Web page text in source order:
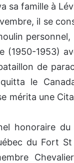
sa famille à
il se
personnel,
1953)
de
le
une
honoraire
du Fort